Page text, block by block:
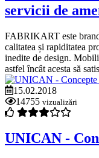
servicii de
FABRIKART este
calitatea și rapiditatea
inedite de design.
astfel încât acesta să
15.02.2018
14755 vizualizări
UNICAN -